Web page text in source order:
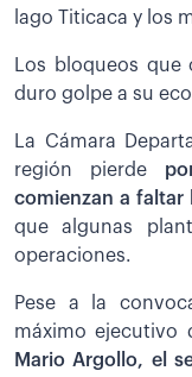
lago Titicaca y los
Los bloqueos que
duro golpe a su
La Cámara
región pierde
comienzan a faltar
que algunas
operaciones.
Pese a la
máximo ejecutivo
Mario Argollo, el